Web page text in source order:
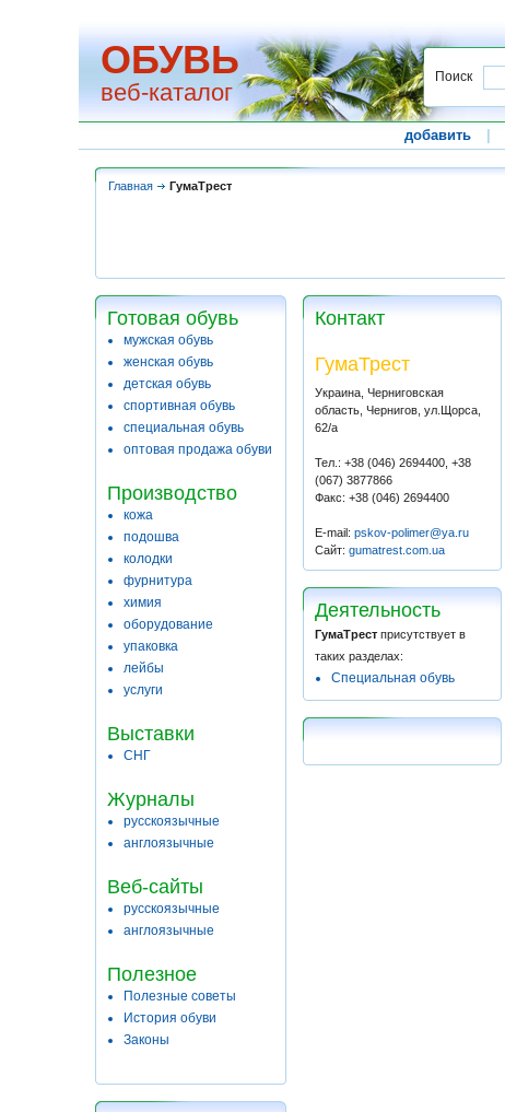
ОБУВЬ
веб-каталог
Поиск
добавить
Главная ГумаТрест
Готовая обувь
мужская обувь
женская обувь
детская обувь
спортивная обувь
специальная обувь
оптовая продажа обуви
Производство
кожа
подошва
колодки
фурнитура
химия
оборудование
упаковка
лейбы
услуги
Выставки
СНГ
Журналы
русскоязычные
англоязычные
Веб-сайты
русскоязычные
англоязычные
Полезное
Полезные советы
История обуви
Законы
Контакт
ГумаТрест
Украина, Черниговская
область, Чернигов, ул.Щорса,
62/а
Тел.: +38 (046) 2694400, +38
(067) 3877866
Факс: +38 (046) 2694400
E-mail: pskov-polimer@ya.ru
Сайт: gumatrest.com.ua
Деятельность
ГумаТрест присутствует в
таких разделах:
Специальная обувь